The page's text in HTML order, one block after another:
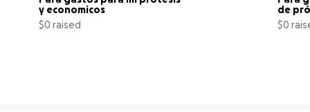
y economicos
$0 raised
de
$0